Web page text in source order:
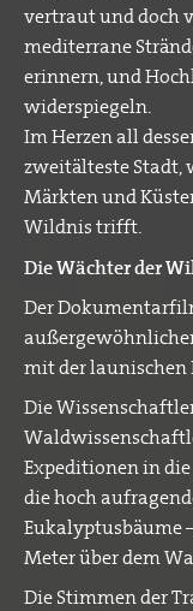
vertraut und doch
mediterrane
erinnern, und
widerspiegeln.
Im Herzen all
zweitälteste Stadt,
Märkten und
Wildnis trifft.
Die Wächter der
Der
mit der launischen
Die
Expeditionen in
die hoch
Eukalyptusbäume
Meter über dem
Die Stimmen der